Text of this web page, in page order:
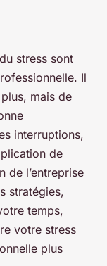
stress sont
Il
mais de
interruptions,
de
de l’entreprise
stratégies,
temps,
votre stress
plus